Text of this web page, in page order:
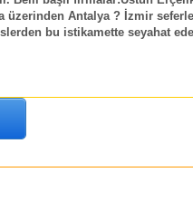
üzerinden Antalya ? İzmir
bu istikamette seyahat